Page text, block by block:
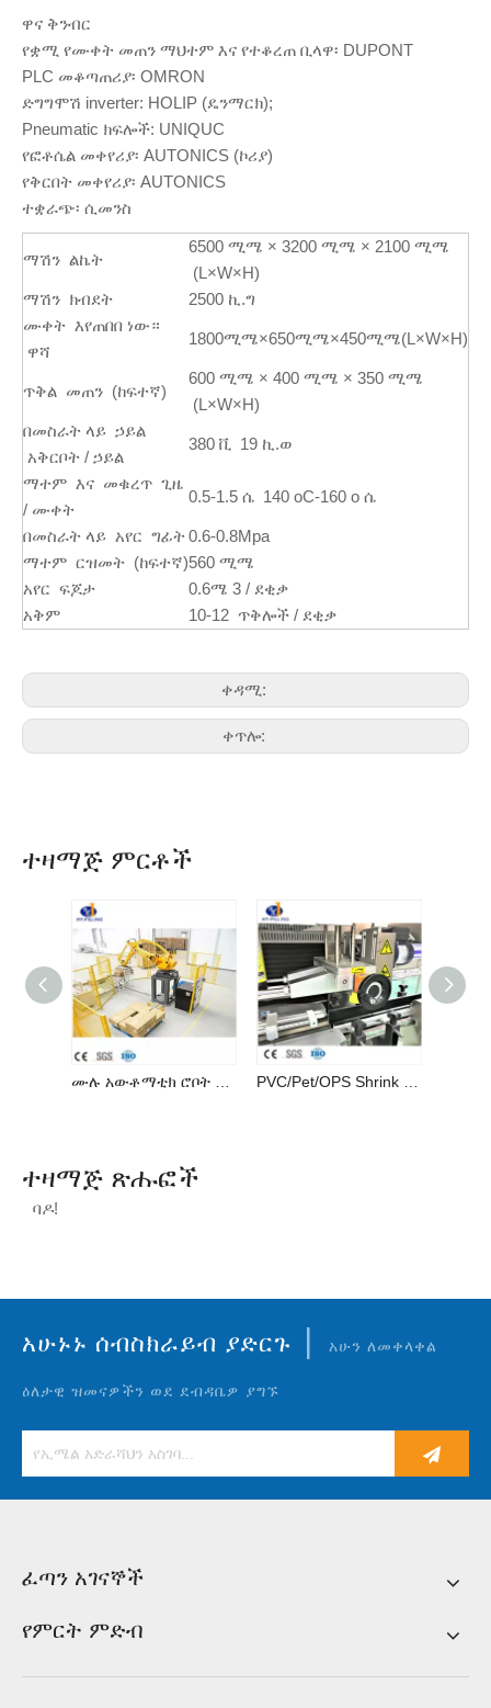
ዋና ቅንብር
የቋሚ የሙቀት መጠን ማህተም እና የተቆረጠ ቢላዋ፡ DUPONT
PLC መቆጣጠሪያ፡ OMRON
ድግግሞሽ inverter: HOLIP (ዴንማርክ);
Pneumatic ክፍሎች: UNIQUC
የፎቶሴል መቀየሪያ፡ AUTONICS (ኮሪያ)
የቅርበት መቀየሪያ፡ AUTONICS
ተቋራጭ፡ ሲመንስ
ማሽን ልኬት
6500 ሚሜ × 3200 ሚሜ × 2100 ሚሜ
(L×W×H)
ማሽን ክብደት
2500 ኪ.ግ
ሙቀት እየጠበበ ነው።
ዋሻ
1800ሚሜ×650ሚሜ×450ሚሜ(L×W×H)
ጥቅል መጠን (ከፍተኛ)
600 ሚሜ × 400 ሚሜ × 350 ሚሜ
(L×W×H)
በመስራት ላይ ኃይል
አቅርቦት / ኃይል
380 ቪ 19 ኪ.ወ
ማተም እና መቁረጥ ጊዜ
/ ሙቀት
0.5-1.5 ሴ 140 oC-160 o ሴ
በመስራት ላይ አየር ግፊት0.6-0.8Mpa
ማተም ርዝመት (ከፍተኛ)560 ሚሜ
አየር ፍጆታ
0.6ሜ 3 / ደቂቃ
አቅም
10-12 ጥቅሎች / ደቂቃ
ቀዳሚ:
ቀጥሎ:
ተዛማጅ ምርቶች
ተዛማጅ ጽሑፎች
ባዶ!
አሁኑኑ ሰብስክራይብ ያድርጉ | አሁን ለመቀላቀል
ዕለታዊ ዝመናዎችን ወደ ደብዳቤዎ ያግኙ
ፈጣን አገናኞች
የምርት ምድብ